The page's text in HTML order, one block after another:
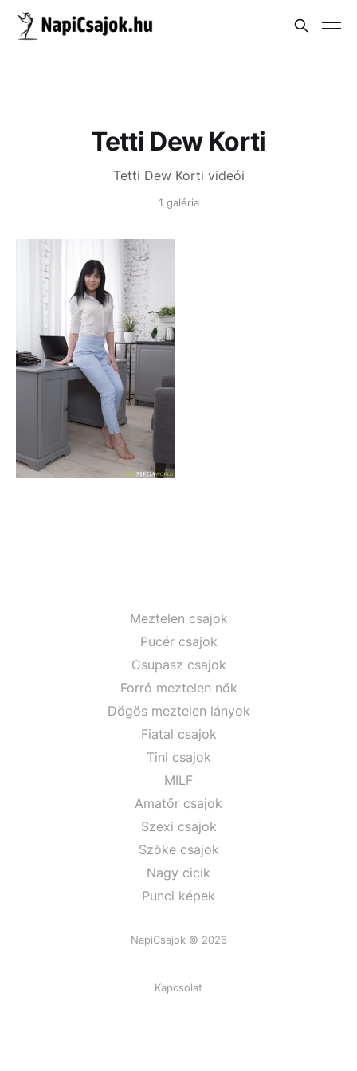
Tetti Dew Korti
Tetti Dew Korti videói
1 galéria
Meztelen csajok
Pucér csajok
Csupasz csajok
Forró meztelen nők
Dögös meztelen lányok
Fiatal csajok
Tini csajok
MILF
Amatőr csajok
Szexi csajok
Szőke csajok
Nagy cicik
Punci képek
NapiCsajok © 2026
Kapcsolat